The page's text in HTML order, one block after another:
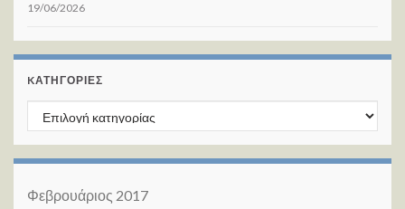
19/06/2026
KΑΤΗΓΟΡΊΕΣ
Kατηγορίες
Φεβρουάριος 2017